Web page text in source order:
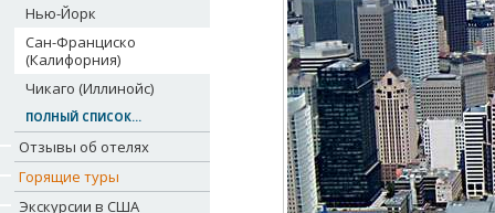
Нью-Йорк
Сан-Франциско
(Калифорния)
Чикаго (Иллинойс)
ПОЛНЫЙ СПИСОК...
Отзывы об отелях
Горящие туры
Экскурсии в США